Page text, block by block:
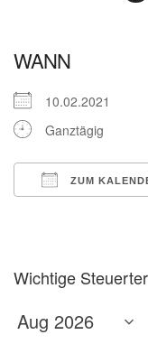
WANN
10.02.2021
Ganztägig
ZUM
Wichtige